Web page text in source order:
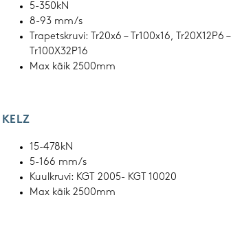
5-350kN
8-93 mm/s
Trapetskruvi: Tr20x6 – Tr100x16, Tr20X12P6 –
Tr100X32P16
Max käik 2500mm
KELZ
15-478kN
5-166 mm/s
Kuulkruvi: KGT 2005- KGT 10020
Max käik 2500mm